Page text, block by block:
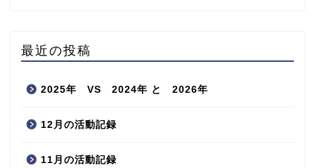
最近の投稿
2025年 VS 2024年 と 2026年
12月の活動記録
11月の活動記録